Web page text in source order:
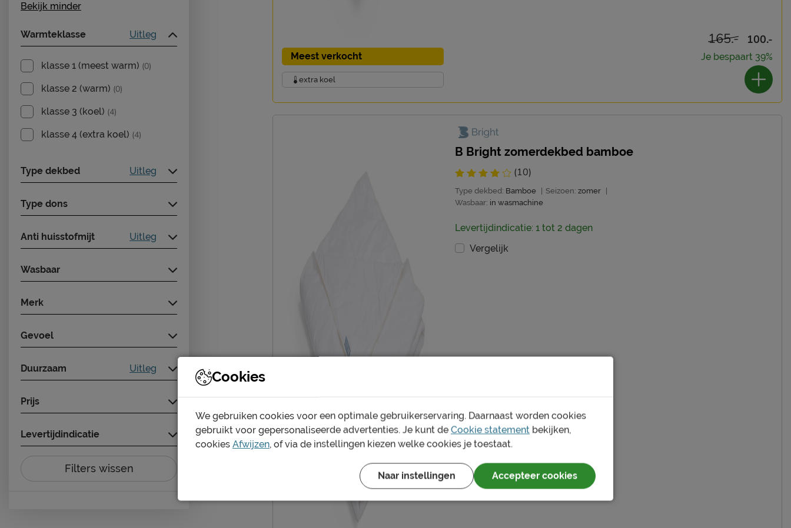
Bekijk minder
Warmteklasse Uitleg
klasse 1 (meest warm) (0)
klasse 2 (warm) (0)
klasse 3 (koel) (4)
klasse 4 (extra koel) (4)
Type dekbed Uitleg
Type dons
Anti huisstofmijt Uitleg
Wasbaar
Merk
Gevoel
Duurzaam Uitleg
Prijs
Levertijdindicatie
Filters wissen
Meest verkocht
extra koel
165.- 100.-
Je bespaart 39%
B Bright zomerdekbed bamboe
(10)
Type dekbed: Bamboe Seizoen: zomer
Wasbaar: in wasmachine
Levertijdindicatie: 1 tot 2 dagen
Vergelijk
Cookies
We gebruiken cookies voor een optimale gebruikerservaring. Daarnaast worden cookies
gebruikt voor gepersonaliseerde advertenties. Je kunt de Cookie statement bekijken,
cookies Afwijzen, of via de instellingen kiezen welke cookies je toestaat.
Naar instellingen Accepteer cookies